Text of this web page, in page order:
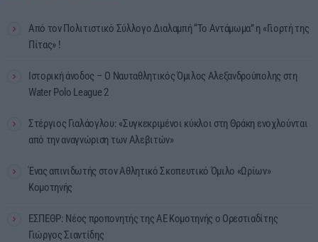
Από τον Πολιτιστικό Σύλλογο Διαλαμπή “Το Αντάμωμα” η «Γιορτή της
Πίτας» !
Ιστορική άνοδος – Ο Ναυταθλητικός Όμιλος Αλεξανδρούπολης στη
Water Polo League 2
Στέργιος Γιαλάογλου: «Συγκεκριμένοι κύκλοι στη Θράκη ενοχλούνται
από την αναγνώριση των Αλεβιτών»
Ένας απινιδωτής στον Αθλητικό Σκοπευτικό Όμιλο «Ωρίων»
Κομοτηνής
ΕΣΠΕΘΡ: Νέος προπονητής της ΑΕ Κομοτηνής ο Ορεστιαδίτης
Γιώργος Σιαντίδης